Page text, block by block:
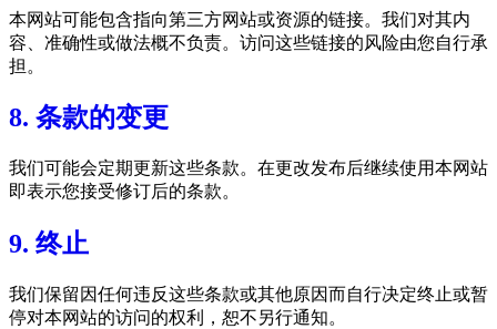
本网站可能包含指向第三方网站或资源的链接。我们对其内
容、准确性或做法概不负责。访问这些链接的风险由您自行承
担。
8. 条款的变更
我们可能会定期更新这些条款。在更改发布后继续使用本网站
即表示您接受修订后的条款。
9. 终止
我们保留因任何违反这些条款或其他原因而自行决定终止或暂
停对本网站的访问的权利，恕不另行通知。